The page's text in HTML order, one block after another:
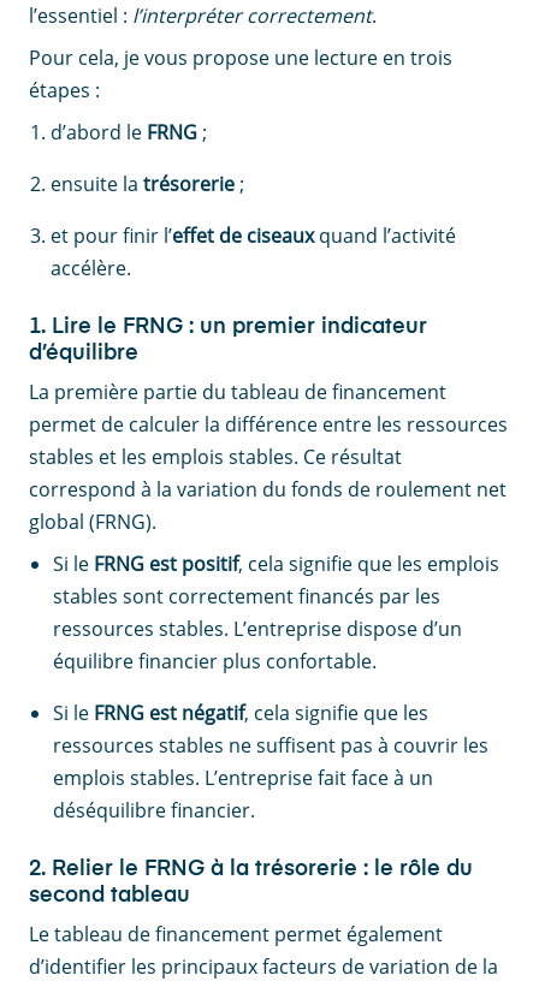
l’essentiel : l’interpréter correctement.
Pour cela, je vous propose une lecture en trois
étapes :
d’abord le FRNG ;
ensuite la trésorerie ;
et pour finir l’effet de ciseauxquand l’activité
accélère.
1. Lire le FRNG : un premier indicateur
d’équilibre
La première partie du tableau de financement
permet de calculer la différence entre les ressources
stables et les emplois stables. Ce résultat
correspond à la variation du fonds de roulement net
global (FRNG).
Si le FRNG est positif, cela signifie que les emplois
stables sont correctement financés par les
ressources stables. L’entreprise dispose d’un
équilibre financier plus confortable.
Si le FRNG est négatif, cela signifie que les
ressources stables ne suffisent pas à couvrir les
emplois stables. L’entreprise fait face à un
déséquilibre financier.
2. Relier le FRNG à la trésorerie : le rôle du
second tableau
Le tableau de financement permet également
d’identifier les principaux facteurs de variation de la